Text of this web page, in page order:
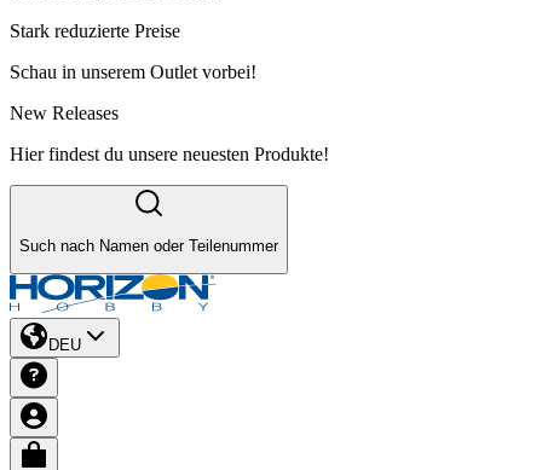
Stark reduzierte Preise
Schau in unserem Outlet vorbei!
New Releases
Hier findest du unsere neuesten Produkte!
Such nach Namen oder Teilenummer
DEU